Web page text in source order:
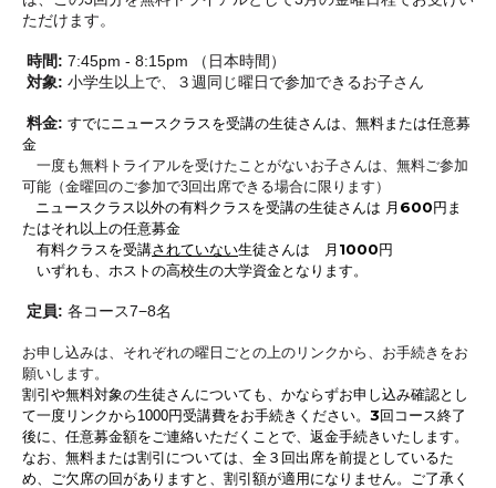
ただけます。
時間: 7:45pm - 8:15pm （日本時間）
対象: 小学生以上で、３週同じ曜日で参加できるお子さん
料金: すでにニュースクラスを受講の生徒さんは、無料または任意募
金
一度も無料トライアルを受けたことがないお子さんは、無料ご参加
可能（金曜回のご参加で3回出席できる場合に限ります）
ニュースクラス以外の有料クラスを受講の生徒さんは 月600円 ま
たはそれ以上の任意募金
有料クラスを受講されていない生徒さんは 月1000円
いずれも、ホストの高校生の大学資金となります。
定員: 各コース7−8名
お申し込みは、それぞれの曜日ごとの上のリンクから、お手続きをお
願いします。
割引や無料対象の生徒さんについても、かならずお申し込み確認とし
て一度リンクから1000円受講費をお手続きください。 3回コース終了
後に、任意募金額をご連絡いただくことで、返金手続きいたします。
なお、無料または割引については、全３回出席を前提としているた
め、ご欠席の回がありますと、割引額が適用になりません。ご了承く